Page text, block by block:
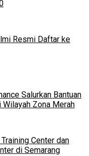
Resmi Daftar ke
Salurkan Bantuan
Zona Merah
Center dan
di Semarang